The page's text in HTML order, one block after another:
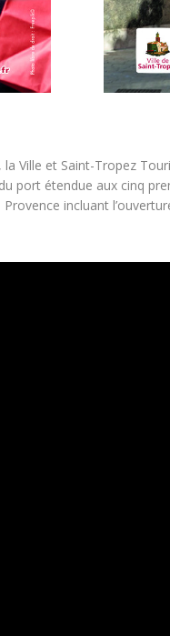
Ville et Saint-Tropez
port étendue aux cinq
incluant